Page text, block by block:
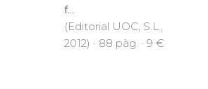
f...
(Editorial UOC, S.L.,
2012) · 88 pàg. · 9 €